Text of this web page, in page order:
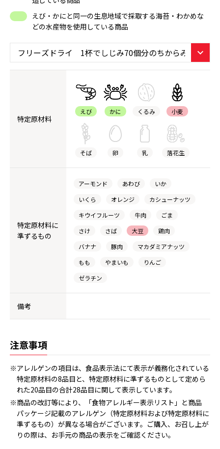
えび・かにと同一の生息地域で採取する海苔・わかめな
どの水産物を使用している商品
特定原材料
えび かに くるみ 小麦
そば 卵 乳 落花生
特定原材料に
準ずるもの
アーモンド あわび
いか
いくら
オレンジ
カシューナッツ
キウイフルーツ
牛肉
ごま
さけ
さば 大豆
鶏肉
バナナ
豚肉
マカダミアナッツ
もも
やまいも
りんご
ゼラチン
備考
注意事項
※アレルゲンの項目は、食品表示法にて表示が義務化されている
特定原材料の8品目と、特定原材料に準ずるものとして定めら
れた20品目の合計28品目に関して表示しています。
※商品の改訂等により、「食物アレルギー表示リスト」と商品
パッケージ記載のアレルゲン（特定原材料および特定原材料に
準ずるもの）が異なる場合がございます。ご購入、お召し上が
りの際は、お手元の商品の表示をご確認ください。